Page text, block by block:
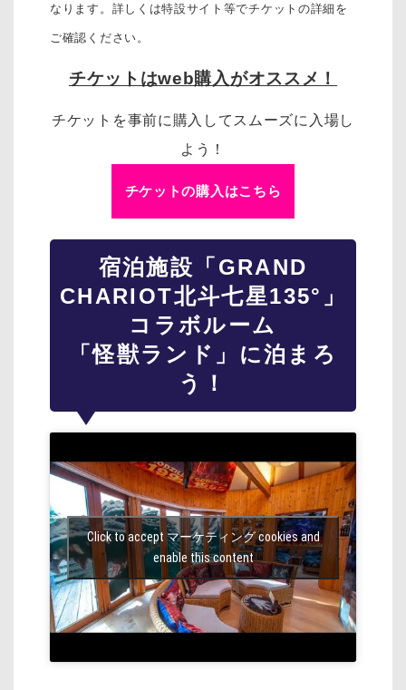
なります。詳しくは特設サイト等でチケットの詳細を
ご確認ください。
チケットはweb購入がオススメ！
チケットを事前に購入してスムーズに入場し
よう！
チケットの購入はこちら
宿泊施設「GRAND
CHARIOT北斗七星135°」
コラボルーム
「怪獣ランド」に泊まろ
う！
Click to accept マーケティング cookies and
enable this content